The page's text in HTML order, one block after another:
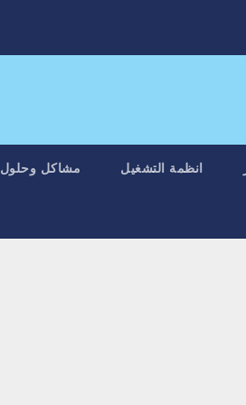
انظمة التشغيل مشاكل وحلول